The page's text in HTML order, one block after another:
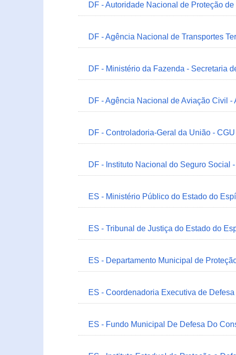
DF - Autoridade Nacional de Proteção
DF - Agência Nacional de Transportes
DF - Ministério da Fazenda - Secretaria
DF - Agência Nacional de Aviação Civil -
DF - Controladoria-Geral da União - CGU
DF - Instituto Nacional do Seguro Social
ES - Ministério Público do Estado do
ES - Tribunal de Justiça do Estado do
ES - Departamento Municipal de
ES - Coordenadoria Executiva de
ES - Fundo Municipal De Defesa Do